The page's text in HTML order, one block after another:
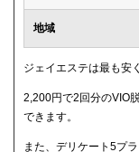
地域
ジェイエステは最も安
2,200円で2回分のVIO
できます。
また、デリケート5プ